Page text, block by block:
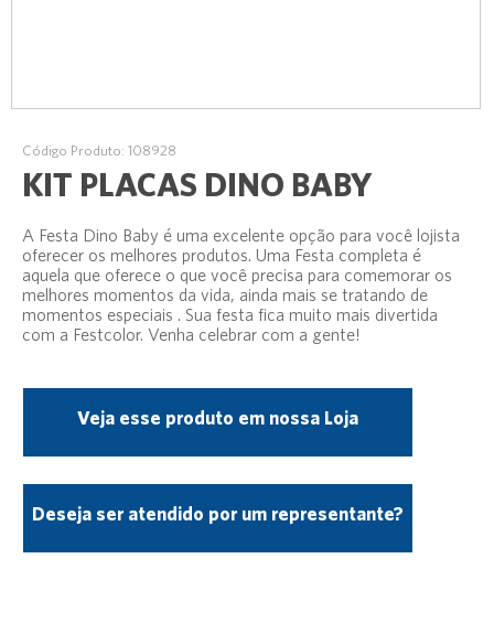
Código Produto: 108928
KIT PLACAS DINO BABY
A Festa Dino Baby é uma excelente opção para você lojista
oferecer os melhores produtos. Uma Festa completa é
aquela que oferece o que você precisa para comemorar os
melhores momentos da vida, ainda mais se tratando de
momentos especiais . Sua festa fica muito mais divertida
com a Festcolor. Venha celebrar com a gente!
Veja esse produto em nossa Loja
Deseja ser atendido por um representante?